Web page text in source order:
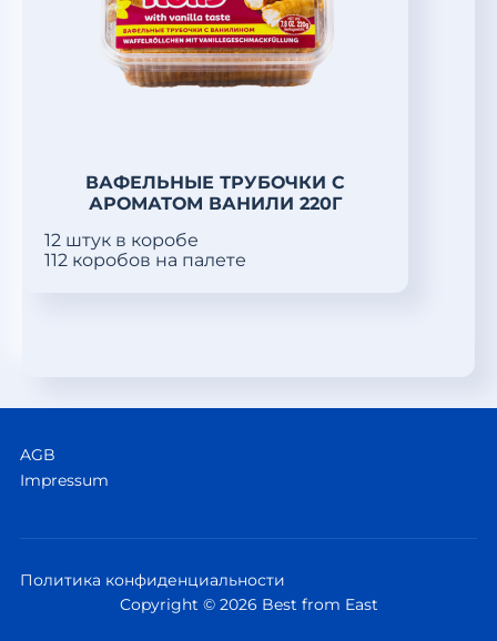
ВАФЕЛЬНЫЕ ТРУБОЧКИ С
АРОМАТОМ ВАНИЛИ 220Г
12 штук в коробе
112 коробов на палете
AGB
Impressum
Политика конфиденциальности
Copyright © 2026 Best from East